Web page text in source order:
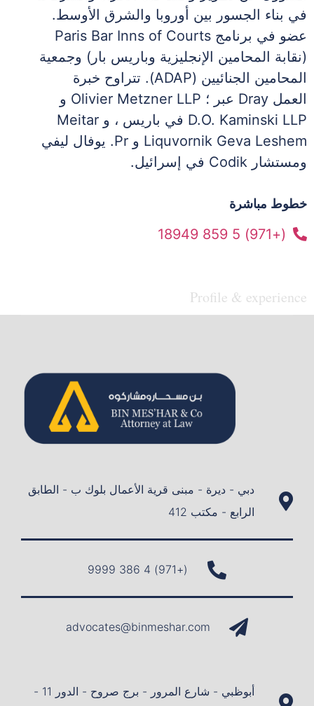
في بناء الجسور بين أوروبا والشرق الأوسط.
عضو في برنامج Paris Bar Inns of Courts
(نقابة المحامين الإنجليزية وباريس بار) وجمعية
المحامين الجنائيين (ADAP). تتراوح خبرة
العمل Dray عبر ؛ Olivier Metzner LLP و
D.O. Kaminski LLP في باريس ، و Meitar
Liquvornik Geva Leshem و Pr. يوفال ليفي
ومستشار Codik في إسرائيل.
خطوط مباشرة
(+971) 5 859 18949
Profile & experience
دبي - ديرة - مبنى قرية الأعمال بلوك ب - الطابق
الرابع - مكتب 412
(+971) 4 386 9999
advocates@binmeshar.com
أبوظبي - شارع المرور - برج صروح - الدور 11 -